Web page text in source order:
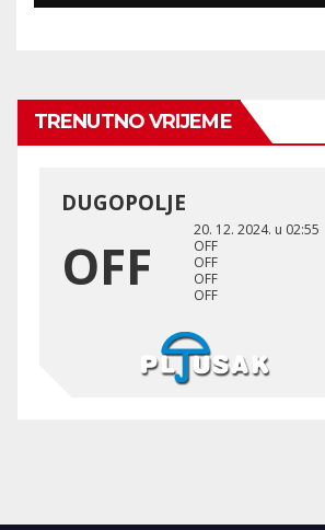
TRENUTNO VRIJEME